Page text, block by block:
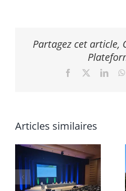
Partagez cet article,
Facebook
Articles similaires